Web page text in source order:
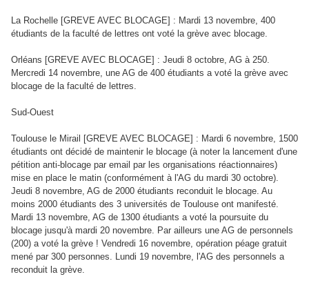
La Rochelle [GREVE AVEC BLOCAGE] : Mardi 13 novembre, 400
étudiants de la faculté de lettres ont voté la grève avec blocage.
Orléans [GREVE AVEC BLOCAGE] : Jeudi 8 octobre, AG à 250.
Mercredi 14 novembre, une AG de 400 étudiants a voté la grève avec
blocage de la faculté de lettres.
Sud-Ouest
Toulouse le Mirail [GREVE AVEC BLOCAGE] : Mardi 6 novembre, 1500
étudiants ont décidé de maintenir le blocage (à noter la lancement d'une
pétition anti-blocage par email par les organisations réactionnaires)
mise en place le matin (conformément à l'AG du mardi 30 octobre).
Jeudi 8 novembre, AG de 2000 étudiants reconduit le blocage. Au
moins 2000 étudiants des 3 universités de Toulouse ont manifesté.
Mardi 13 novembre, AG de 1300 étudiants a voté la poursuite du
blocage jusqu'à mardi 20 novembre. Par ailleurs une AG de personnels
(200) a voté la grève ! Vendredi 16 novembre, opération péage gratuit
mené par 300 personnes. Lundi 19 novembre, l'AG des personnels a
reconduit la grève.